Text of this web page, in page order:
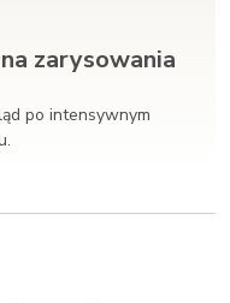
zarysowania
po intensywnym